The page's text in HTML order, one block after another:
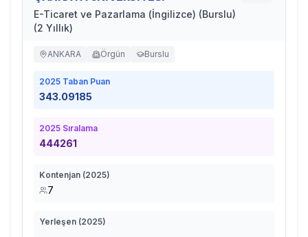
E-Ticaret ve Pazarlama (İngilizce) (Burslu)
(2 Yıllık)
ANKARA Örgün Burslu
2025 Taban Puan
343.09185
2025 Sıralama
444261
Kontenjan (2025)
7
Yerleşen (2025)